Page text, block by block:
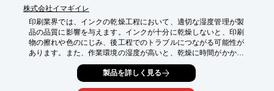
株式会社イマギイレ
印刷業界では、インクの乾燥工程において、適切な湿度管理が製
品の品質に影響を与えます。インクが十分に乾燥しないと、印刷
物の擦れや色のにじみ、後工程でのトラブルにつながる可能性が
あります。また、作業環境の湿度が高いと、乾燥に時間がかかり
生産性の低下を招くことも考えられます。業務用小型除湿機は、
こうした印刷現場の課題に対応し、インク乾燥をサポートしま
製品を詳しく見る